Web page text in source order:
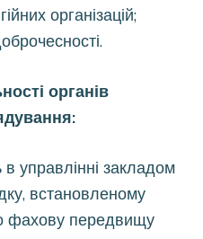
організацій;
органів
в управлінні закладом
встановленому
фахову передвищу